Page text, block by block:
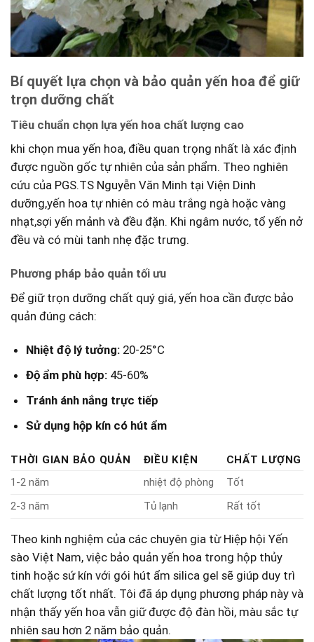
Bí quyết‌ lựa chọn và bảo quản yến hoa để giữ
trọn dưỡng ⁤chất
Tiêu chuẩn chọn lựa yến hoa chất lượng cao
khi ⁢chọn mua yến hoa, điều quan trọng ‌nhất là xác định
được nguồn⁤ gốc tự‍ nhiên của sản phẩm.‍ Theo nghiên
cứu ​của PGS.TS Nguyễn Văn Minh tại​ Viện Dinh
dưỡng,yến hoa tự nhiên có⁣ màu ⁢trắng ngà hoặc vàng
nhạt,sợi‍ yến mảnh và đều đặn. Khi ngâm nước, ⁣tổ yến ⁤nở
đều​ và có mùi ​tanh nhẹ đặc trưng.
Phương pháp bảo quản tối ưu
Để giữ trọn​ dưỡng⁣ chất quý giá,⁣ yến ‌hoa cần được bảo
⁣quản đúng cách:
Nhiệt độ lý tưởng:20-25°C
Độ ẩm⁤ phù hợp:45-60%
Tránh ánh⁢ nắng trực tiếp
Sử‌ dụng hộp kín có hút ẩm
THỜI GIAN BẢO QUẢN ĐIỀU KIỆN
CHẤT LƯỢNG
1-2 năm
nhiệt độ phòng
Tốt
2-3 năm
Tủ lạnh Rất ‍tốt
Theo kinh nghiệm của các chuyên gia từ Hiệp hội⁤ Yến
sào Việt Nam, việc bảo quản yến hoa trong hộp thủy
tinh hoặc sứ kín với ​gói⁤ hút ẩm silica gel sẽ ‍giúp ⁢duy trì
chất lượng ‍tốt nhất. Tôi đã áp dụng ⁢phương⁣ pháp này ⁣và
nhận thấy yến hoa vẫn giữ được độ ⁤đàn hồi, màu sắc tự
nhiên sau hơn 2 năm bảo‌ quản.